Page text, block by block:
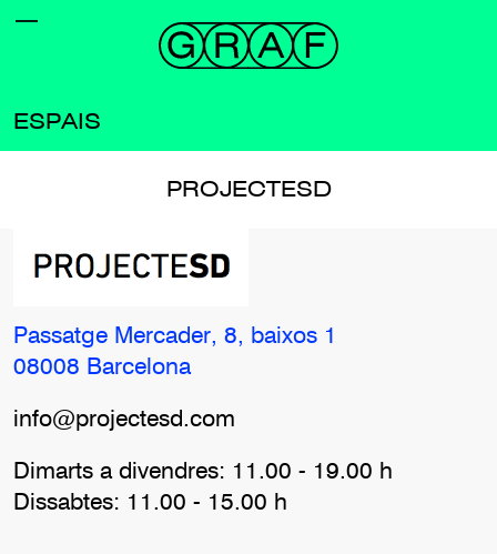
ESPAIS
PROJECTESD
Passatge Mercader, 8, baixos 1
08008 Barcelona
info@projectesd.com
Dimarts a divendres: 11.00 - 19.00 h
Dissabtes: 11.00 - 15.00 h